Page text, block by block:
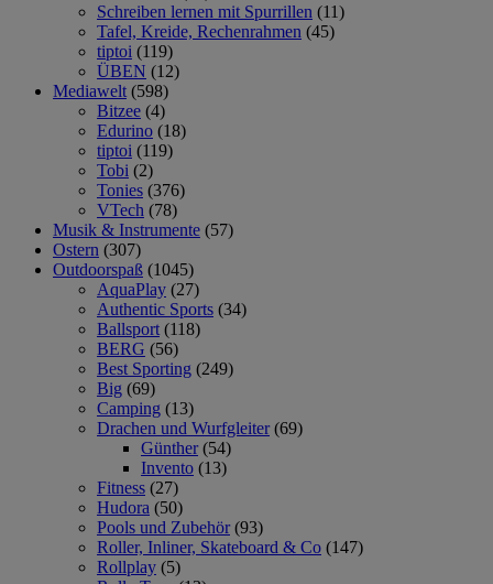
Schreiben lernen mit Spurrillen (11)
Tafel, Kreide, Rechenrahmen (45)
tiptoi (119)
ÜBEN (12)
Mediawelt (598)
Bitzee (4)
Edurino (18)
tiptoi (119)
Tobi (2)
Tonies (376)
VTech (78)
Musik & Instrumente (57)
Ostern (307)
Outdoorspaß (1045)
AquaPlay (27)
Authentic Sports (34)
Ballsport (118)
BERG (56)
Best Sporting (249)
Big (69)
Camping (13)
Drachen und Wurfgleiter (69)
Günther (54)
Invento (13)
Fitness (27)
Hudora (50)
Pools und Zubehör (93)
Roller, Inliner, Skateboard & Co (147)
Rollplay (5)